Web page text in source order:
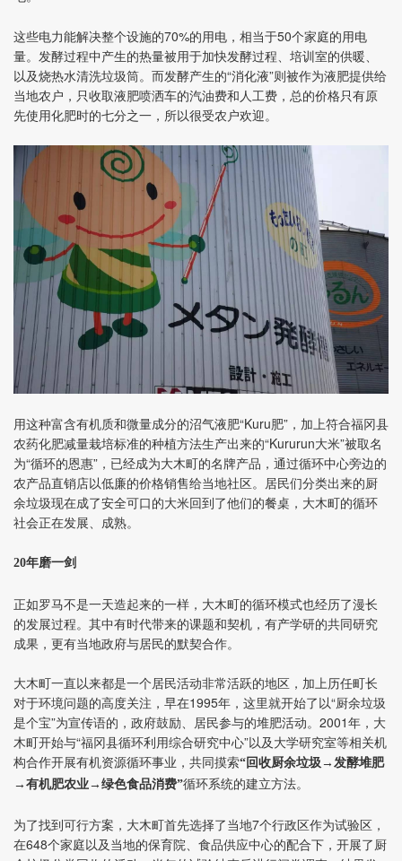
这些电力能解决整个设施的70%的用电，相当于50个家庭的用电
量。发酵过程中产生的热量被用于加快发酵过程、培训室的供暖、
以及烧热水清洗垃圾筒。而发酵产生的“消化液”则被作为液肥提供给
当地农户，只收取液肥喷洒车的汽油费和人工费，总的价格只有原
先使用化肥时的七分之一，所以很受农户欢迎。
用这种富含有机质和微量成分的沼气液肥“Kuru肥”，加上符合福冈县
农药化肥减量栽培标准的种植方法生产出来的“Kururun大米”被取名
为“循环的恩惠”，已经成为大木町的名牌产品，通过循环中心旁边的
农产品直销店以低廉的价格销售给当地社区。居民们分类出来的厨
余垃圾现在成了安全可口的大米回到了他们的餐桌，大木町的循环
社会正在发展、成熟。
20年磨一剑
正如罗马不是一天造起来的一样，大木町的循环模式也经历了漫长
的发展过程。其中有时代带来的课题和契机，有产学研的共同研究
成果，更有当地政府与居民的默契合作。
大木町一直以来都是一个居民活动非常活跃的地区，加上历任町长
对于环境问题的高度关注，早在1995年，这里就开始了以“厨余垃圾
是个宝”为宣传语的，政府鼓励、居民参与的堆肥活动。2001年，大
木町开始与“福冈县循环利用综合研究中心”以及大学研究室等相关机
构合作开展有机资源循环事业，共同摸索“回收厨余垃圾→发酵堆肥
→有机肥农业→绿色食品消费”循环系统的建立方法。
为了找到可行方案，大木町首先选择了当地7个行政区作为试验区，
在648个家庭以及当地的保育院、食品供应中心的配合下，开展了厨